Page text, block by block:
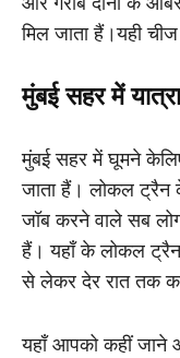
मिल जाता हैं।यही
मुंबई सहर में
मुंबई सहर में घूमने
जाता हैं। लोकल ट्रैन
जॉब करने वाले सब
हैं। यहाँ के लोकल
से लेकर देर रात तक
यहाँ आपको कहीं